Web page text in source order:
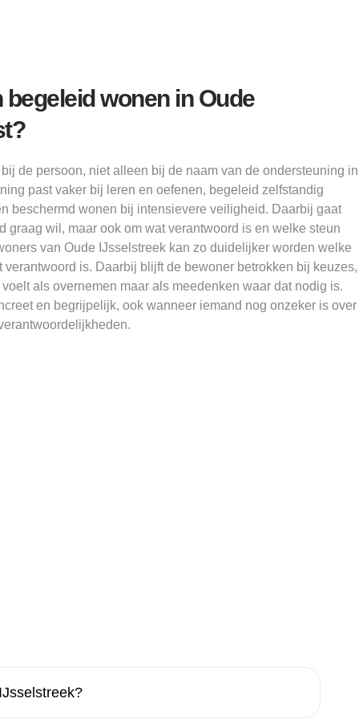
wonen in Oude
de persoon, niet alleen bij de naam van de ondersteuning in
past vaker bij leren en oefenen, begeleid zelfstandig
beschermd wonen bij intensievere veiligheid. Daarbij gaat
graag wil, maar ook om wat verantwoord is en welke steun
van Oude IJsselstreek kan zo duidelijker worden welke
verantwoord is. Daarbij blijft de bewoner betrokken bij keuzes,
als overnemen maar als meedenken waar dat nodig is.
en begrijpelijk, ook wanneer iemand nog onzeker is over